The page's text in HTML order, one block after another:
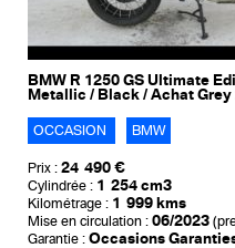
BMW R 1250 GS Ultimate
Metallic / Black / Achat Grey
OCCASION BMW
Prix : 24 490 €
Cylindrée : 1 254 cm3
Kilométrage : 1 999 kms
Mise en circulation : 06/2023
Garantie : Occasions